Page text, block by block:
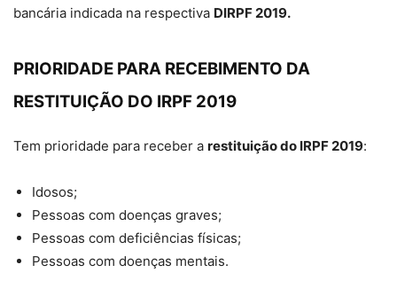
bancária indicada na respectiva DIRPF 2019.
PRIORIDADE PARA RECEBIMENTO DA
RESTITUIÇÃO DO IRPF 2019
Tem prioridade para receber a restituição do IRPF 2019:
Idosos;
Pessoas com doenças graves;
Pessoas com deficiências físicas;
Pessoas com doenças mentais.